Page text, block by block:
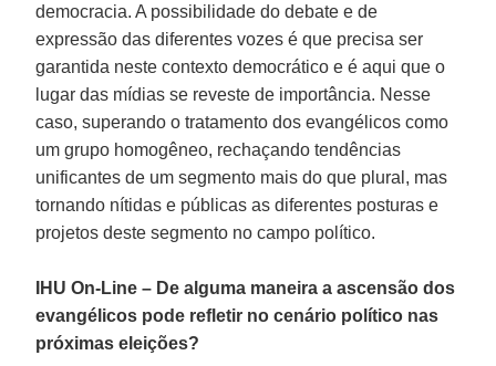
democracia. A possibilidade do debate e de
expressão das diferentes vozes é que precisa ser
garantida neste contexto democrático e é aqui que o
lugar das mídias se reveste de importância. Nesse
caso, superando o tratamento dos evangélicos como
um grupo homogêneo, rechaçando tendências
unificantes de um segmento mais do que plural, mas
tornando nítidas e públicas as diferentes posturas e
projetos deste segmento no campo político.
IHU On-Line – De alguma maneira a ascensão dos
evangélicos pode refletir no cenário político nas
próximas eleições?